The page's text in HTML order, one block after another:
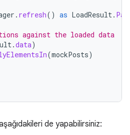
. refresh() as LoadResult.
against the loaded data
.data)
(mockPosts)
de yapabilirsiniz: